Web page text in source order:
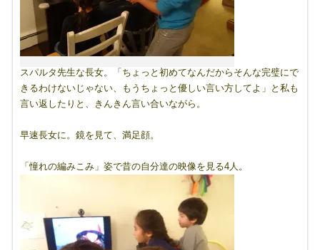
スパルタ先生な長女。「ちょっと初めてなんだからそんな完璧にで
きるわけないじゃない、もうちょっと優しい言い方してよ」と私も
言い返したりと、きんきん言い合いながら。
早速長女に。鏡を見て、満足顔。
「憧れの編みこみ」姿で昔の自分達の映像を見る4人。